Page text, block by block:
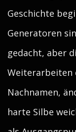
Geschichte
Generatoren
gedacht, aber
Weiterarbeiten
Nachnamen,
harte Silbe